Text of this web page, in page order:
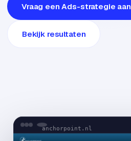
Vraag een Ads-strategie aan
Bekijk resultaten
anchorpoint.nl